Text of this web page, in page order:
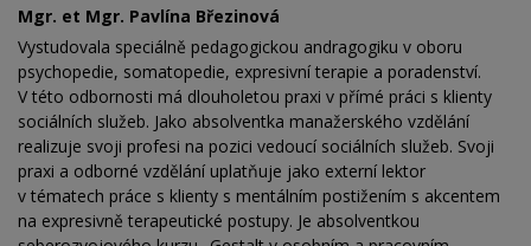
Mgr. et Mgr. Pavlína Březinová
Vystudovala speciálně pedagogickou andragogiku v oboru
psychopedie, somatopedie, expresivní terapie a poradenství.
V této odbornosti má dlouholetou praxi v přímé práci s klienty
sociálních služeb. Jako absolventka manažerského vzdělání
realizuje svoji profesi na pozici vedoucí sociálních služeb. Svoji
praxi a odborné vzdělání uplatňuje jako externí lektor
v tématech práce s klienty s mentálním postižením s akcentem
na expresivně terapeutické postupy. Je absolventkou